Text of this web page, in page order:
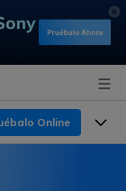
Online